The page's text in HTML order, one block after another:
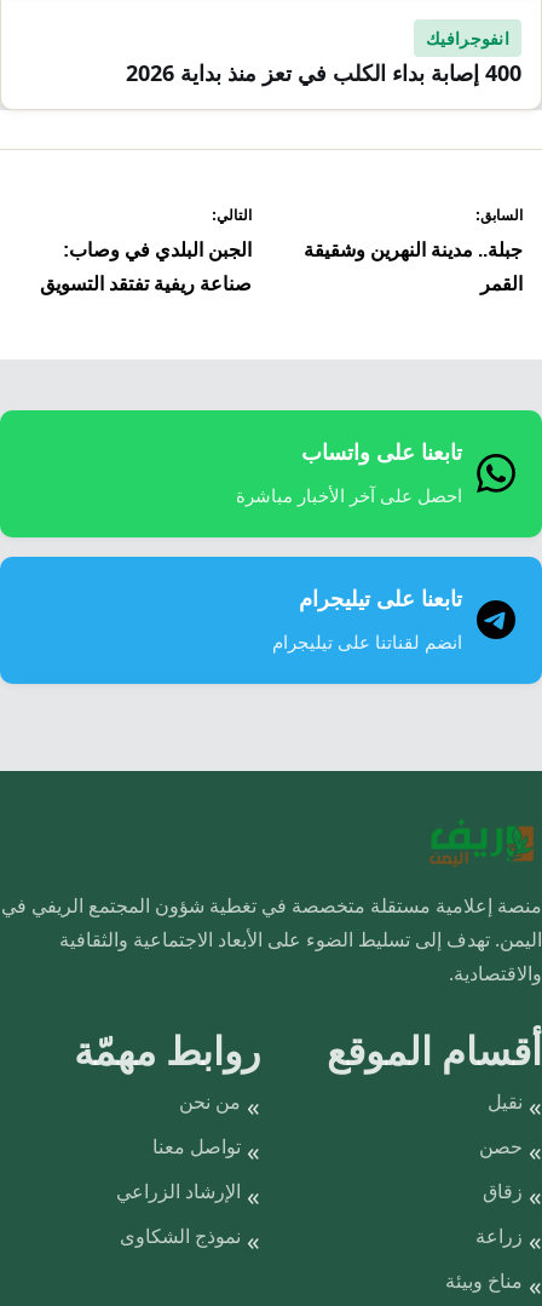
انفوجرافيك
400 إصابة بداء الكلب في تعز منذ بداية 2026
المقالات
السابق:
جبلة.. مدينة النهرين وشقيقة
القمر
التالي:
الجبن البلدي في وصاب:
صناعة ريفية تفتقد التسويق
تابعنا على واتساب
احصل على آخر الأخبار مباشرة
تابعنا على تيليجرام
انضم لقناتنا على تيليجرام
منصة إعلامية مستقلة متخصصة في تغطية شؤون المجتمع الريفي في
اليمن. تهدف إلى تسليط الضوء على الأبعاد الاجتماعية والثقافية
والاقتصادية.
أقسام الموقع
نقيل
حصن
زقاق
زراعة
مناخ وبيئة
روابط مهمّة
من نحن
تواصل معنا
الإرشاد الزراعي
نموذج الشكاوى